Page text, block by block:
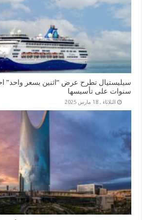
سنوات على تأسيسها
الثلاثاء , 18 مارس 2025